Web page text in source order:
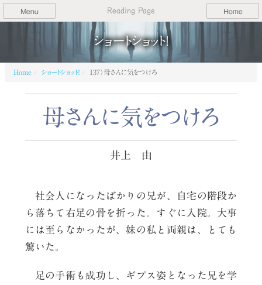
Menu Home
Reading Page
ショートショット！
Home ショートショット！ 137）母さんに気をつけろ
母さんに気をつけろ
井上 由
社会人になったばかりの兄が、自宅の階段か
ら落ちて右足の骨を折った。すぐに入院。大事
には至らなかったが、妹の私と両親は、とても
驚いた。
足の手術も成功し、ギプス姿となった兄を学